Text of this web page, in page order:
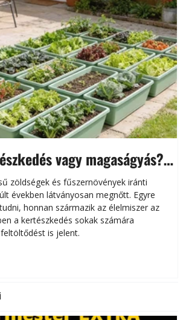
vagy magaságyás?
kertészkedés
zöldségek és fűszernövények iránti
években látványosan megnőtt. Egyre
honnan származik az élelmiszer az
a kertészkedés sokak számára
is jelent.